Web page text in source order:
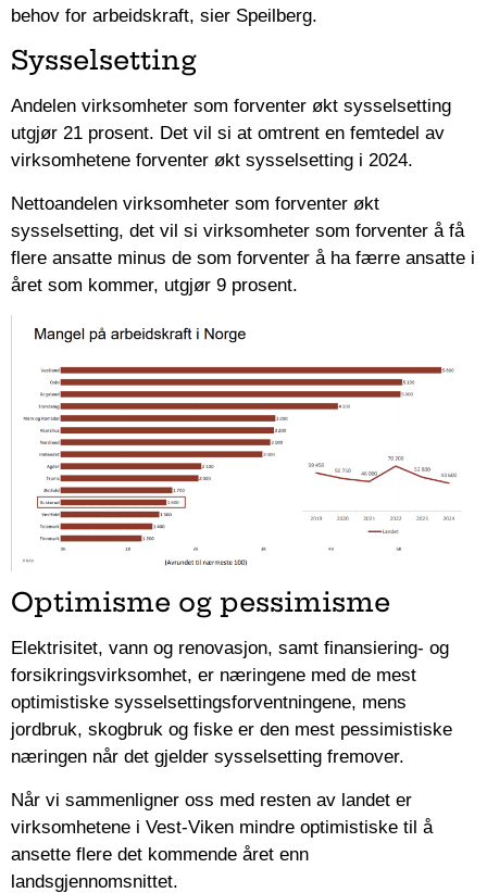
behov for arbeidskraft, sier Speilberg.
Sysselsetting
Andelen virksomheter som forventer økt sysselsetting
utgjør 21 prosent. Det vil si at omtrent en femtedel av
virksomhetene forventer økt sysselsetting i 2024.
Nettoandelen virksomheter som forventer økt
sysselsetting, det vil si virksomheter som forventer å få
flere ansatte minus de som forventer å ha færre ansatte i
året som kommer, utgjør 9 prosent.
Optimisme og pessimisme
Elektrisitet, vann og renovasjon, samt finansiering- og
forsikringsvirksomhet, er næringene med de mest
optimistiske sysselsettingsforventningene, mens
jordbruk, skogbruk og fiske er den mest pessimistiske
næringen når det gjelder sysselsetting fremover.
Når vi sammenligner oss med resten av landet er
virksomhetene i Vest-Viken mindre optimistiske til å
ansette flere det kommende året enn
landsgjennomsnittet.